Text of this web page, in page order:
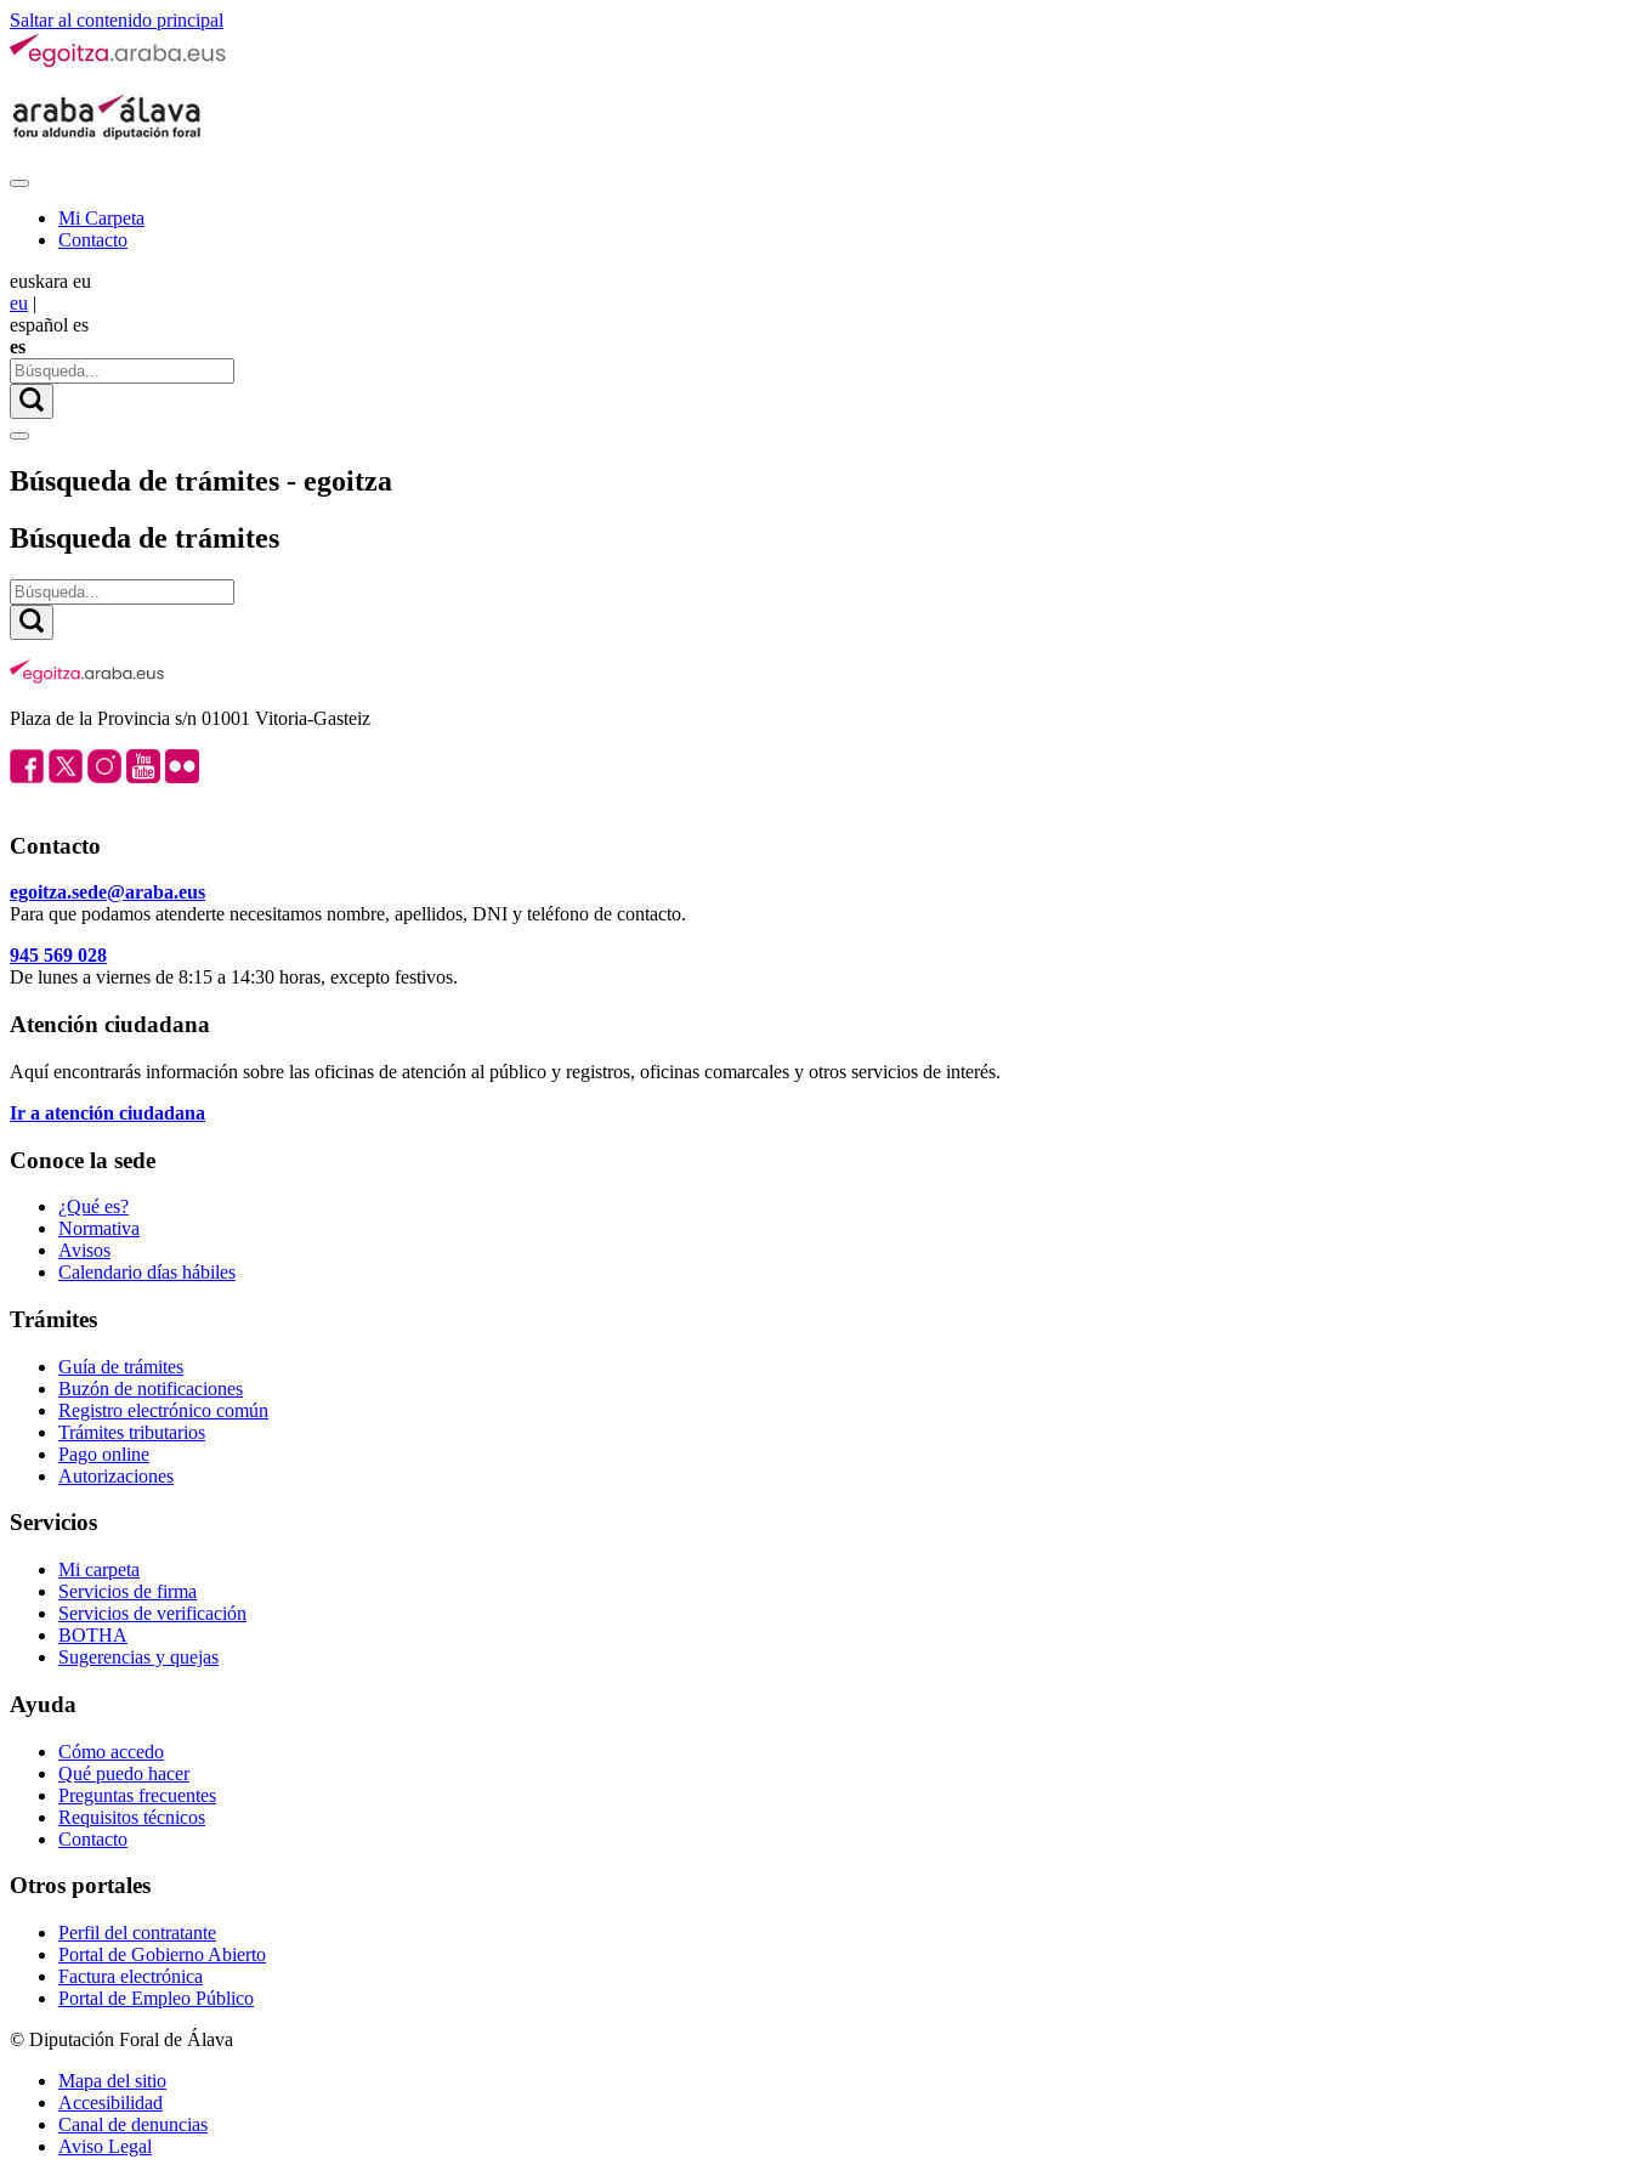
Saltar al contenido principal
Mi Carpeta
Contacto
euskara eu
eu |
español es
es
Búsqueda de trámites - egoitza
Búsqueda de trámites
Plaza de la Provincia s/n 01001 Vitoria-Gasteiz
Contacto
egoitza.sede@araba.eus
Para que podamos atenderte necesitamos nombre, apellidos, DNI y teléfono de contacto.
945 569 028
De lunes a viernes de 8:15 a 14:30 horas, excepto festivos.
Atención ciudadana
Aquí encontrarás información sobre las oficinas de atención al público y registros, oficinas comarcales y otros servicios de interés.
Ir a atención ciudadana
Conoce la sede
¿Qué es?
Normativa
Avisos
Calendario días hábiles
Trámites
Guía de trámites
Buzón de notificaciones
Registro electrónico común
Trámites tributarios
Pago online
Autorizaciones
Servicios
Mi carpeta
Servicios de firma
Servicios de verificación
BOTHA
Sugerencias y quejas
Ayuda
Cómo accedo
Qué puedo hacer
Preguntas frecuentes
Requisitos técnicos
Contacto
Otros portales
Perfil del contratante
Portal de Gobierno Abierto
Factura electrónica
Portal de Empleo Público
© Diputación Foral de Álava
Mapa del sitio
Accesibilidad
Canal de denuncias
Aviso Legal